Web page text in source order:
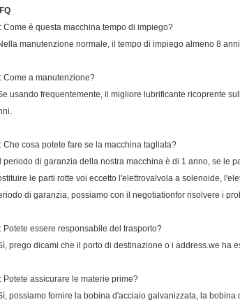
Come è questa macchina tempo di impiego?
manutenzione normale, il tempo di impiego almeno 8
Come a manutenzione?
usando frequentemente, il migliore lubrificante ricoprente
Che cosa potete fare se la macchina tagliata?
periodo di garanzia della nostra macchina è di 1 anno, se le
le parti rotte voi eccetto l'elettrovalvola a solenoide,
di garanzia, possiamo con il negotiationfor risolvere i
Potete essere responsabile del trasporto?
prego dicami che il porto di destinazione o i address.we ha
Potete assicurare le materie prime?
possiamo fornire la bobina d'acciaio galvanizzata, la